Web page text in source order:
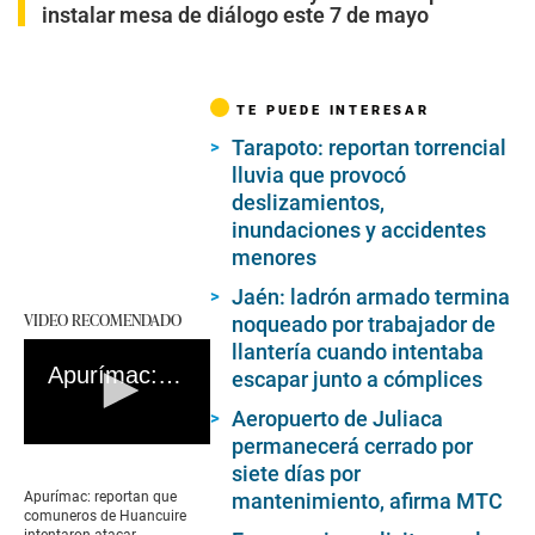
instalar mesa de diálogo este 7 de mayo
VIDEO RECOMENDADO
Apurímac: reportan que comuneros de Huancuire intentaron atacar helicóptero de la mina Las Bambas |
of
0
seconds
Apurímac: reportan que
comuneros de Huancuire
TE PUEDE INTERESAR
Tarapoto: reportan torrencial
lluvia que provocó
deslizamientos,
inundaciones y accidentes
menores
Jaén: ladrón armado termina
noqueado por trabajador de
llantería cuando intentaba
escapar junto a cómplices
Aeropuerto de Juliaca
permanecerá cerrado por
siete días por
mantenimiento, afirma MTC